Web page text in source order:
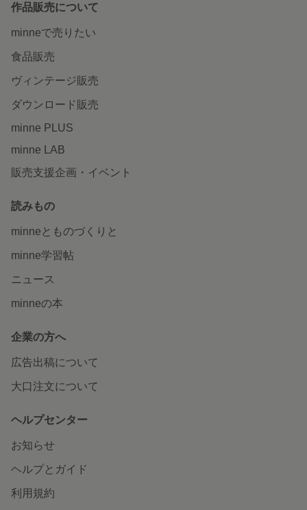
作品販売について
minneで売りたい
食品販売
ヴィンテージ販売
ダウンロード販売
minne PLUS
minne LAB
販売支援企画・イベント
読みもの
minneとものづくりと
minne学習帖
ニュース
minneの本
企業の方へ
広告出稿について
大口注文について
ヘルプセンター
お知らせ
ヘルプとガイド
利用規約